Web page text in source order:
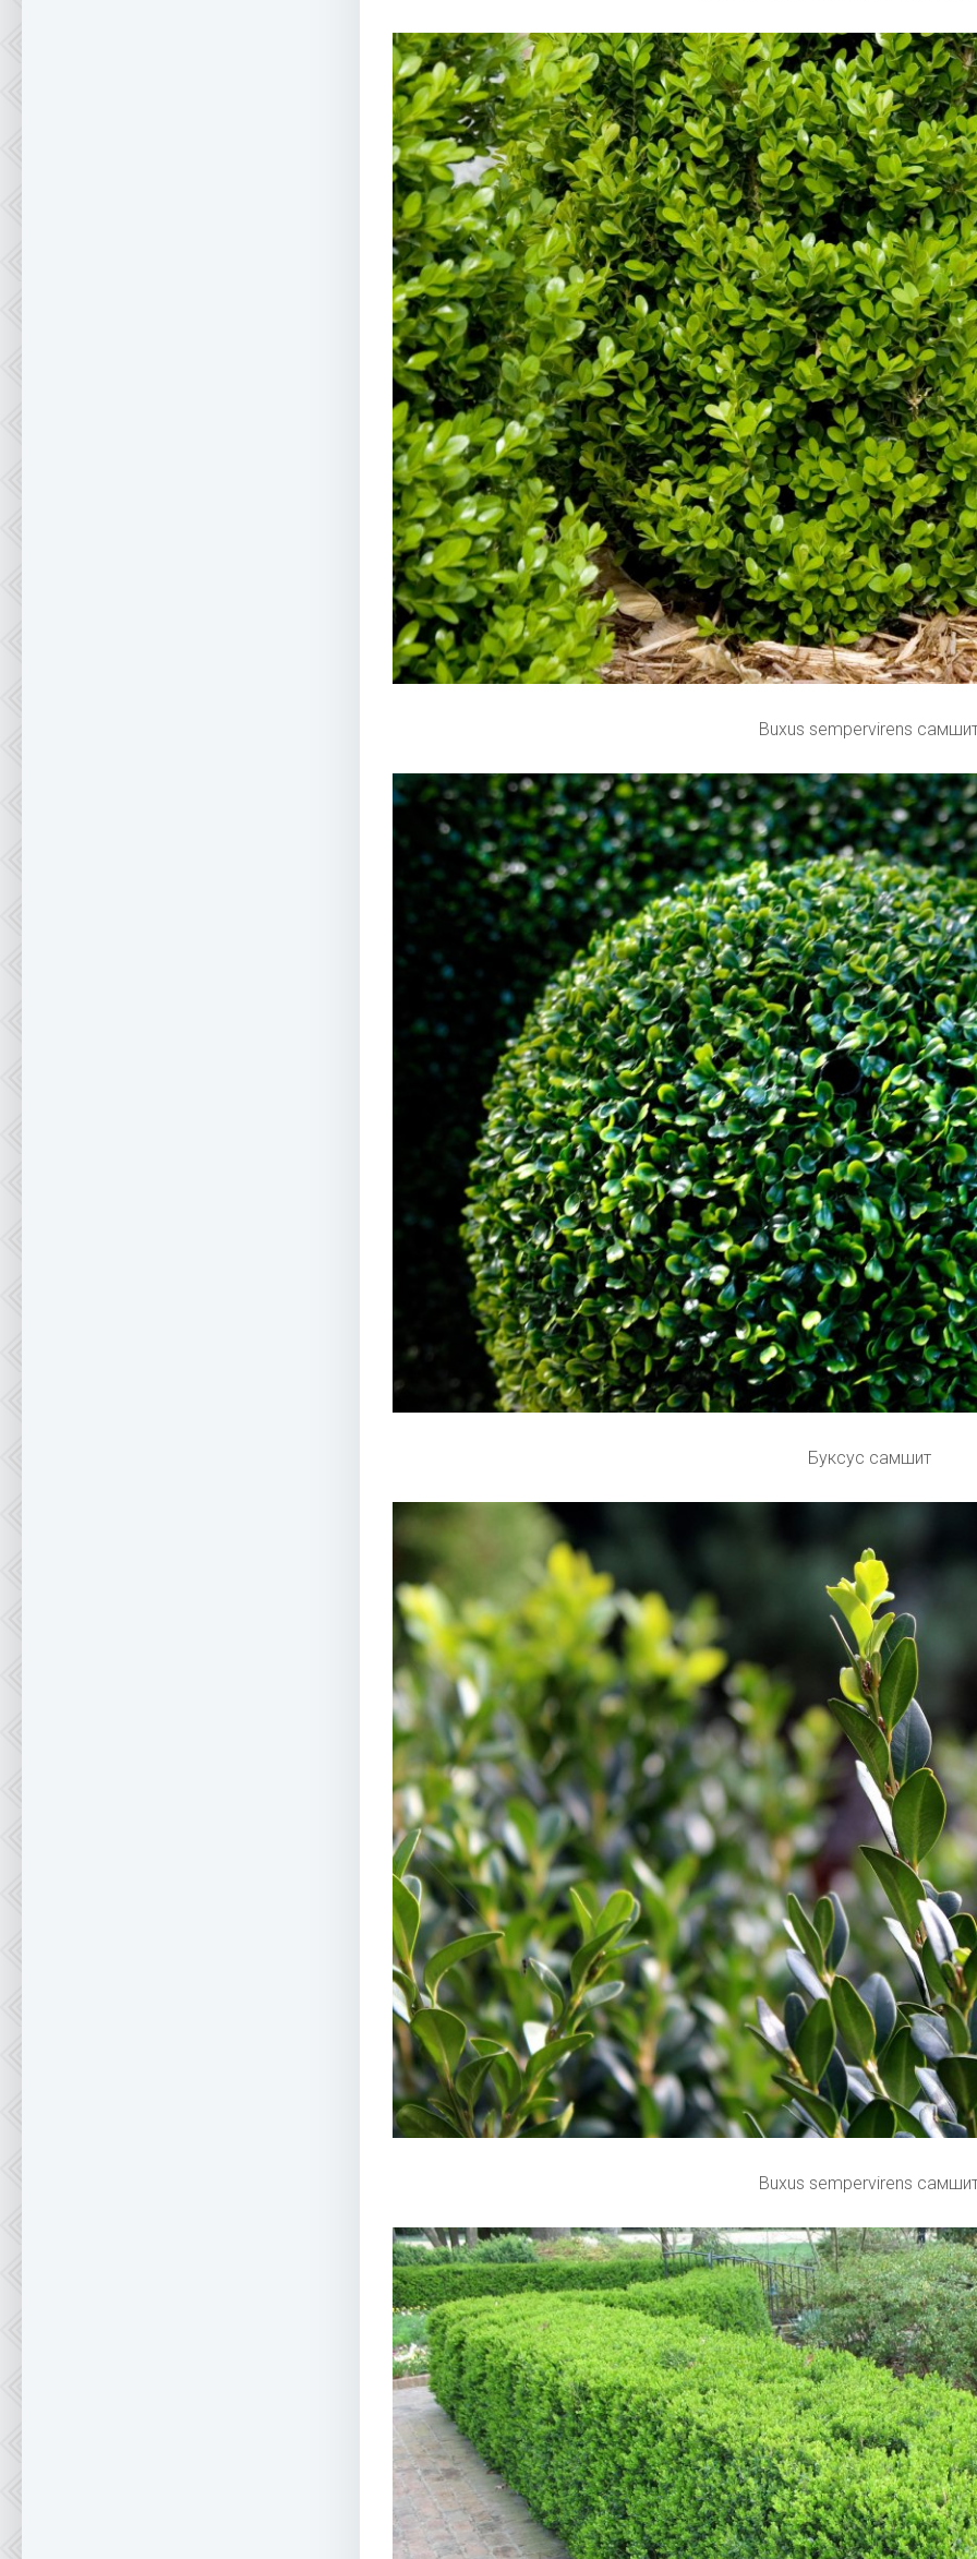
Buxus sempervirens
Буксус самшит
Buxus sempervirens